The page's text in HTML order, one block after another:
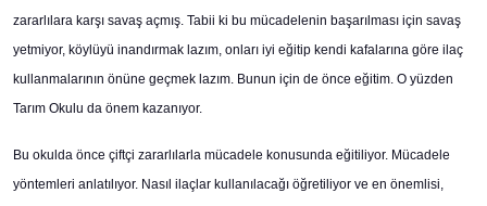
zararlılara karşı savaş açmış. Tabii ki bu mücadelenin başarılması için savaş
yetmiyor, köylüyü inandırmak lazım, onları iyi eğitip kendi kafalarına göre ilaç
kullanmalarının önüne geçmek lazım. Bunun için de önce eğitim. O yüzden
Tarım Okulu da önem kazanıyor.
Bu okulda önce çiftçi zararlılarla mücadele konusunda eğitiliyor. Mücadele
yöntemleri anlatılıyor. Nasıl ilaçlar kullanılacağı öğretiliyor ve en önemlisi,